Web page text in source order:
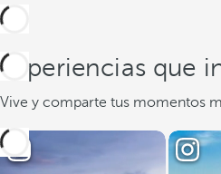
Experiencias que
Vive y comparte tus momentos